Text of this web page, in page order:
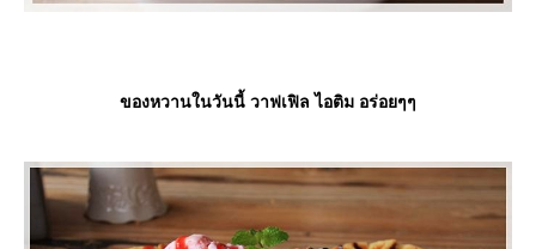
ของหวานในวันนี้ วาฟเฟิล ไอติม อร่อยๆๆ